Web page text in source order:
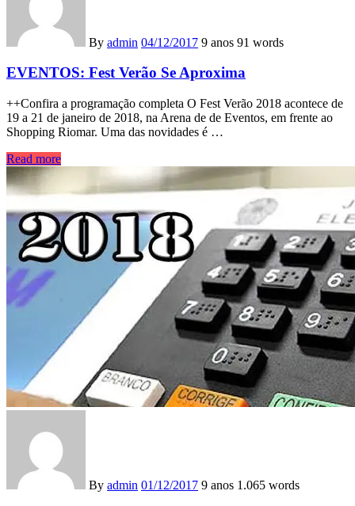
By admin 04/12/2017 9 anos 91 words
EVENTOS: Fest Verão Se Aproxima
++Confira a programação completa O Fest Verão 2018 acontece de
19 a 21 de janeiro de 2018, na Arena de de Eventos, em frente ao
Shopping Riomar. Uma das novidades é …
Read more
By admin 01/12/2017 9 anos 1.065 words